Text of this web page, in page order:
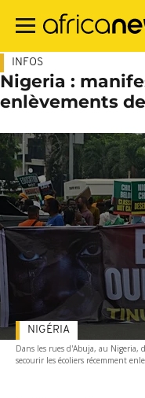
contenu
INFOS
Nigeria :
enlèvements
Dans les rues d'Abuja, au Nigeria,
secourir les écoliers récemment
NIGÉRIA